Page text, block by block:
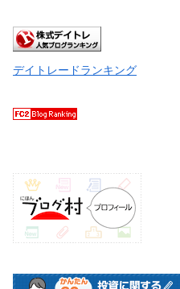
デイトレードランキング